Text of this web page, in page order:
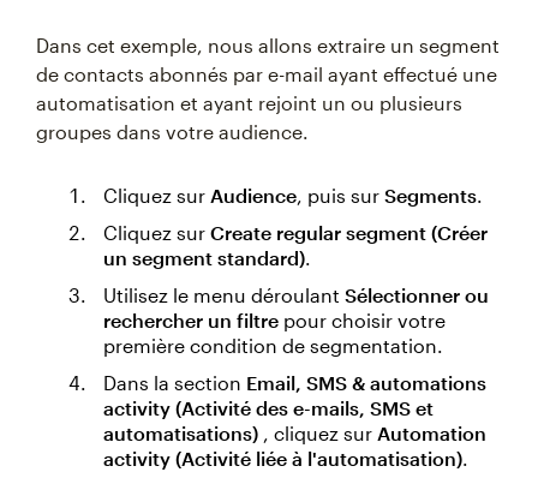
Dans cet exemple, nous allons extraire un segment
de contacts abonnés par e-mail ayant effectué une
automatisation et ayant rejoint un ou plusieurs
groupes dans votre audience.
Cliquez sur Audience, puis sur Segments.
Cliquez sur Create regular segment (Créer
un segment standard).
Utilisez le menu déroulant Sélectionner ou
rechercher un filtre pour choisir votre
première condition de segmentation.
Dans la section Email, SMS & automations
activity (Activité des e-mails, SMS et
automatisations) , cliquez sur Automation
activity (Activité liée à l'automatisation).